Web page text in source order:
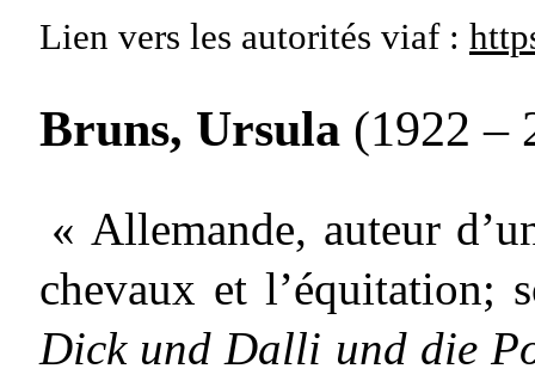
Lien vers les autorités viaf :
Bruns, Ursula (1922 –
« Allemande, auteur
chevaux et l’équitation;
Dick und Dalli und die